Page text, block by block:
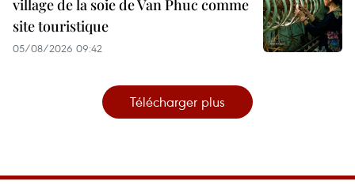
village de la soie de Van Phuc comme
site touristique
05/08/2026 09:42
Télécharger plus